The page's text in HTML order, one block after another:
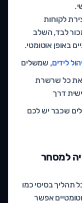
לקוחות
לבד, השלב
באופן אוטומטי.
לידים, שמשלים
את כל שרשרת
דרך
שכבר יש לכם
למסחר
תהליך בסיסי כמו
אפשר